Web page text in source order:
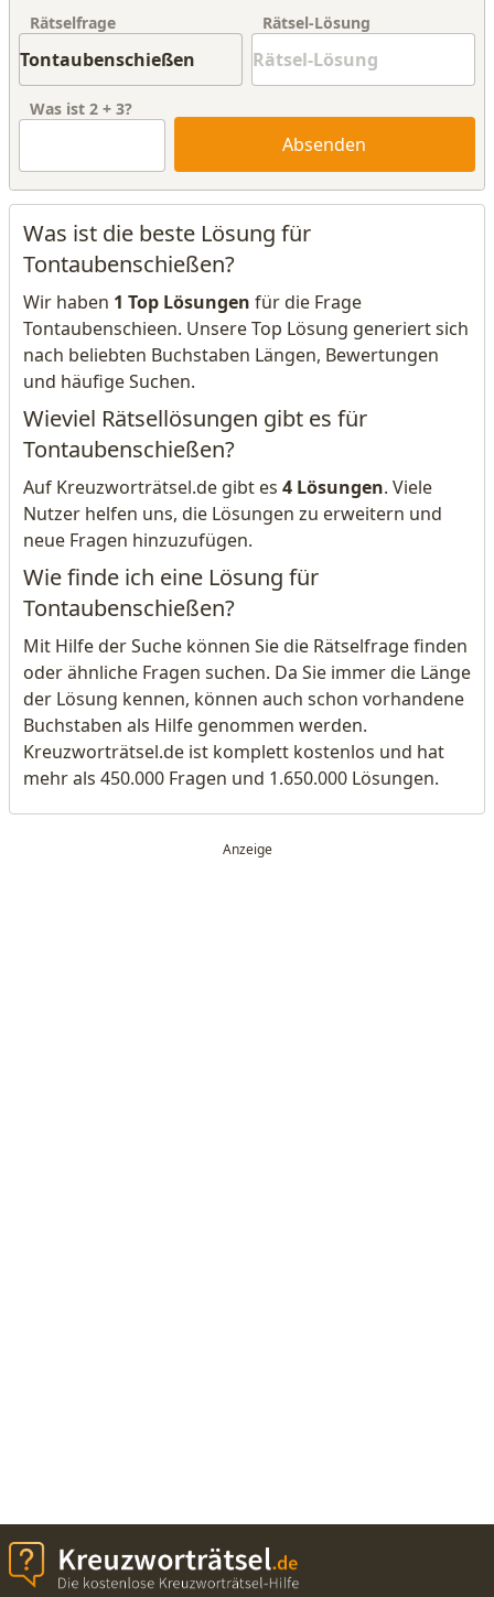
Rätselfrage Rätsel-Lösung
Was ist 2 + 3?
Absenden
Was ist die beste Lösung für
Tontaubenschießen?
Wir haben 1 Top Lösungen für die Frage
Tontaubenschieen. Unsere Top Lösung generiert sich
nach beliebten Buchstaben Längen, Bewertungen
und häufige Suchen.
Wieviel Rätsellösungen gibt es für
Tontaubenschießen?
Auf Kreuzworträtsel.de gibt es 4 Lösungen. Viele
Nutzer helfen uns, die Lösungen zu erweitern und
neue Fragen hinzuzufügen.
Wie finde ich eine Lösung für
Tontaubenschießen?
Mit Hilfe der Suche können Sie die Rätselfrage finden
oder ähnliche Fragen suchen. Da Sie immer die Länge
der Lösung kennen, können auch schon vorhandene
Buchstaben als Hilfe genommen werden.
Kreuzworträtsel.de ist komplett kostenlos und hat
mehr als 450.000 Fragen und 1.650.000 Lösungen.